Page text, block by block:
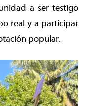
a ser testigo
real y a participar
popular.